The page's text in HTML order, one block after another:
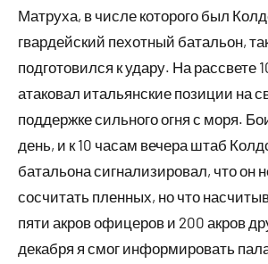
Матруха, в числе которого был
гвардейский пехотный батальон,
подготовился к удару. На рассвете
атаковал итальянские позиции на
поддержке сильного огня с моря.
день, и к 10 часам вечера штаб
батальона сигнализировал, что он
сосчитать пленных, но что
пяти акров офицеров и 200 акров
декабря я смог информировать